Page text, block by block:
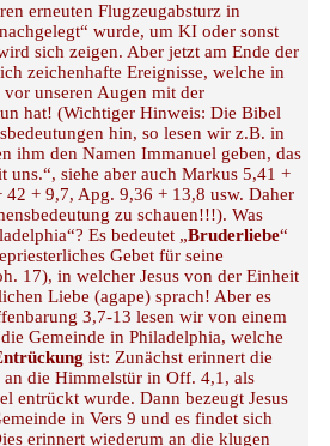
erneuten Flugzeugabsturz in
wurde, um KI oder sonst
sich zeigen. Aber jetzt am Ende der
zeichenhafte Ereignisse, welche in
unseren Augen mit der
hat! (Wichtiger Hinweis: Die Bibel
hin, so lesen wir z.B. in
ihm den Namen Immanuel geben, das
uns.“, siehe aber auch Markus 5,41 +
42 + 9,7, Apg. 9,36 + 13,8 usw. Daher
zu schauen!!!). Was
Es bedeutet „Bruderliebe“
Gebet für seine
17), in welcher Jesus von der Einheit
Liebe (agape) sprach! Aber es
3,7-13 lesen wir von einem
Gemeinde in Philadelphia, welche
ist: Zunächst erinnert die
an die Himmelstür in Off. 4,1, als
entrückt wurde. Dann bezeugt Jesus
in Vers 9 und es findet sich
erinnert wiederum an die klugen